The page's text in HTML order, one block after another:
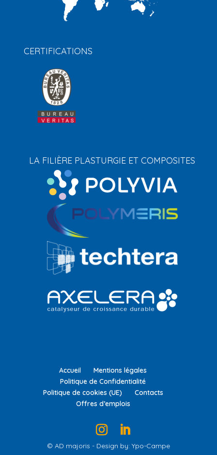
CERTIFICATIONS
LA FILIÈRE PLASTURGIE ET COMPOSITES
Accueil
Mentions légales
Politique de Confidentialité
Politique de cookies (UE)
Contacts
Offres d’emplois
© AD majoris - Design by: Ypo-Campe